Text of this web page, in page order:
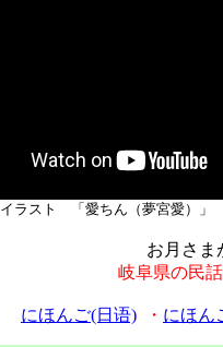
イラスト 「愛ちん（夢宮愛）
お月さま
岐阜県の民話
にほんご(日语) ・ にほん